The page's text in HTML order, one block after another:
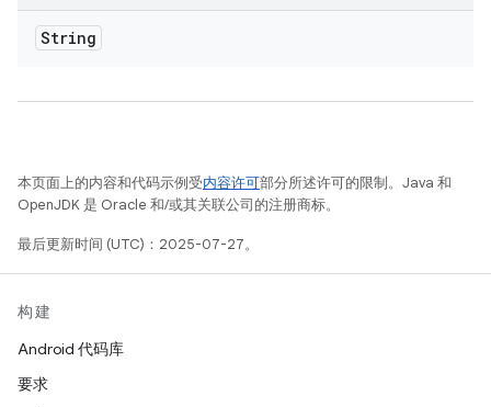
String
本页面上的内容和代码示例受内容许可部分所述许可的限制。Java 和
OpenJDK 是 Oracle 和/或其关联公司的注册商标。
最后更新时间 (UTC)：2025-07-27。
构建
Android 代码库
要求